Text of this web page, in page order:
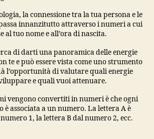
la connessione tra la tua persona e le
innanzitutto attraverso i numeri a cui
al tuo nome e all’ora di nascita.
di darti una panoramica delle energie
te e può essere vista come uno strumento
l’opportunità di valutare quali energie
e quali vuoi attenuare.
vengono convertiti in numeri è che ogni
è associata a un numero. La lettera A è
1, la lettera B dal numero 2, ecc.